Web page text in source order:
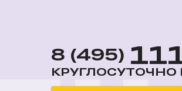
8 (495)